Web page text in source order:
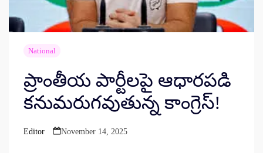
National
ప్రాంతీయ పార్టీలపై ఆధారపడి
కనుమరుగవుతున్న కాంగ్రెస్!
Posted
Editor November 14, 2025